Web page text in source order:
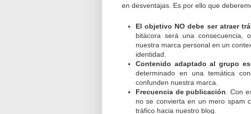
en desventajas. Es por ello que
El objetivo NO debe ser atraer
bitácora será una consecuencia,
nuestra marca personal en un
identidad.
Contenido adaptado al grupo
determinado en una temática
confunden nuestra marca.
Frecuencia de publicación . Con
no se convierta en un mero spam
tráfico hacia nuestro blog.